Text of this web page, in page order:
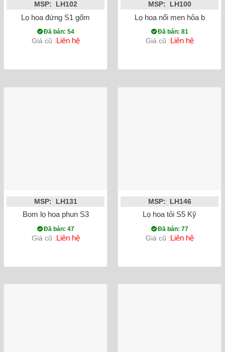
MSP: LH102
Lọ hoa đứng S1 gốm
Đã bán: 54
Giá cũ :Liên hệ
MSP: LH100
Lọ hoa nổi men hỏa biến
Đã bán: 81
Giá cũ :Liên hệ
MSP: LH131
Bom lọ hoa phun S3
Đã bán: 47
Giá cũ :Liên hệ
MSP: LH146
Lọ hoa tỏi S5 Kỹ
Đã bán: 77
Giá cũ :Liên hệ